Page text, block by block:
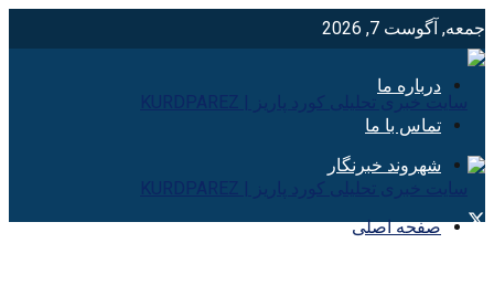
جمعه, آگوست 7, 2026
درباره ما
تماس با ما
شهروند خبرنگار
صفحه اصلی